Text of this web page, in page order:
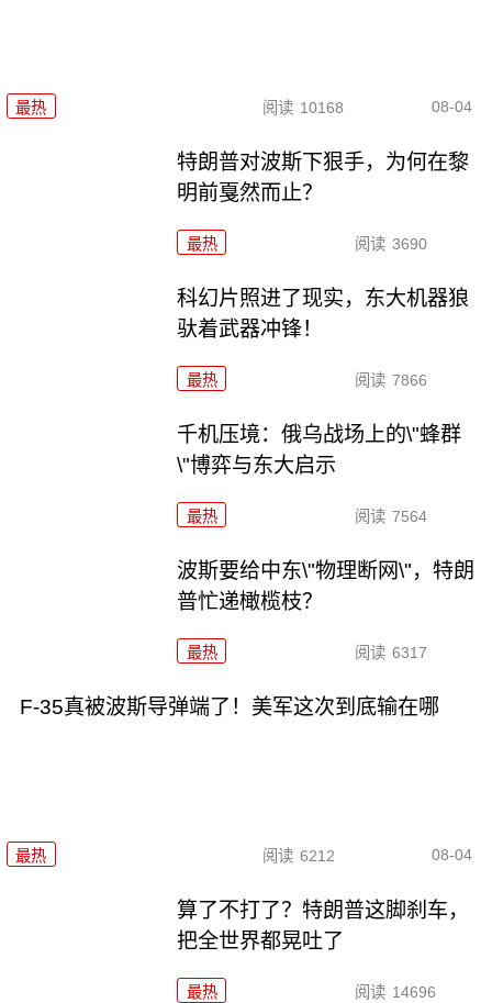
最热 阅读 10168 08-04
特朗普对波斯下狠手，为何在黎
明前戛然而止？
最热 阅读 3690
科幻片照进了现实，东大机器狼
驮着武器冲锋！
最热 阅读 7866
千机压境：俄乌战场上的\"蜂群
\"博弈与东大启示
最热 阅读 7564
波斯要给中东\"物理断网\"，特朗
普忙递橄榄枝？
最热 阅读 6317
F-35真被波斯导弹端了！美军这次到底输在哪
最热 阅读 6212 08-04
算了不打了？特朗普这脚刹车，
把全世界都晃吐了
最热 阅读 14696